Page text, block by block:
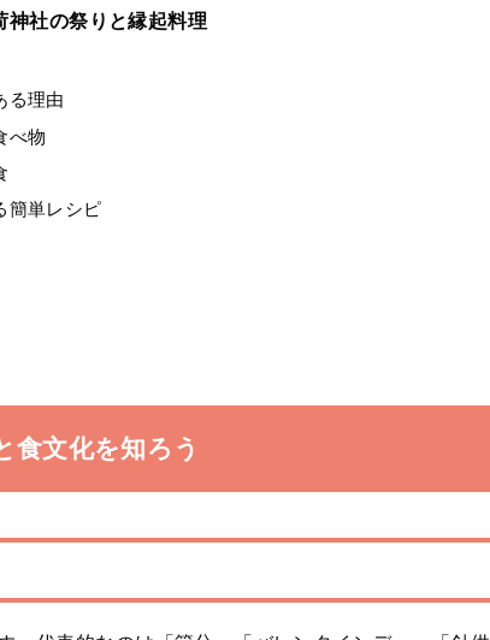
神社の祭りと縁起料理
る理由
べ物
簡単レシピ
食文化を知ろう